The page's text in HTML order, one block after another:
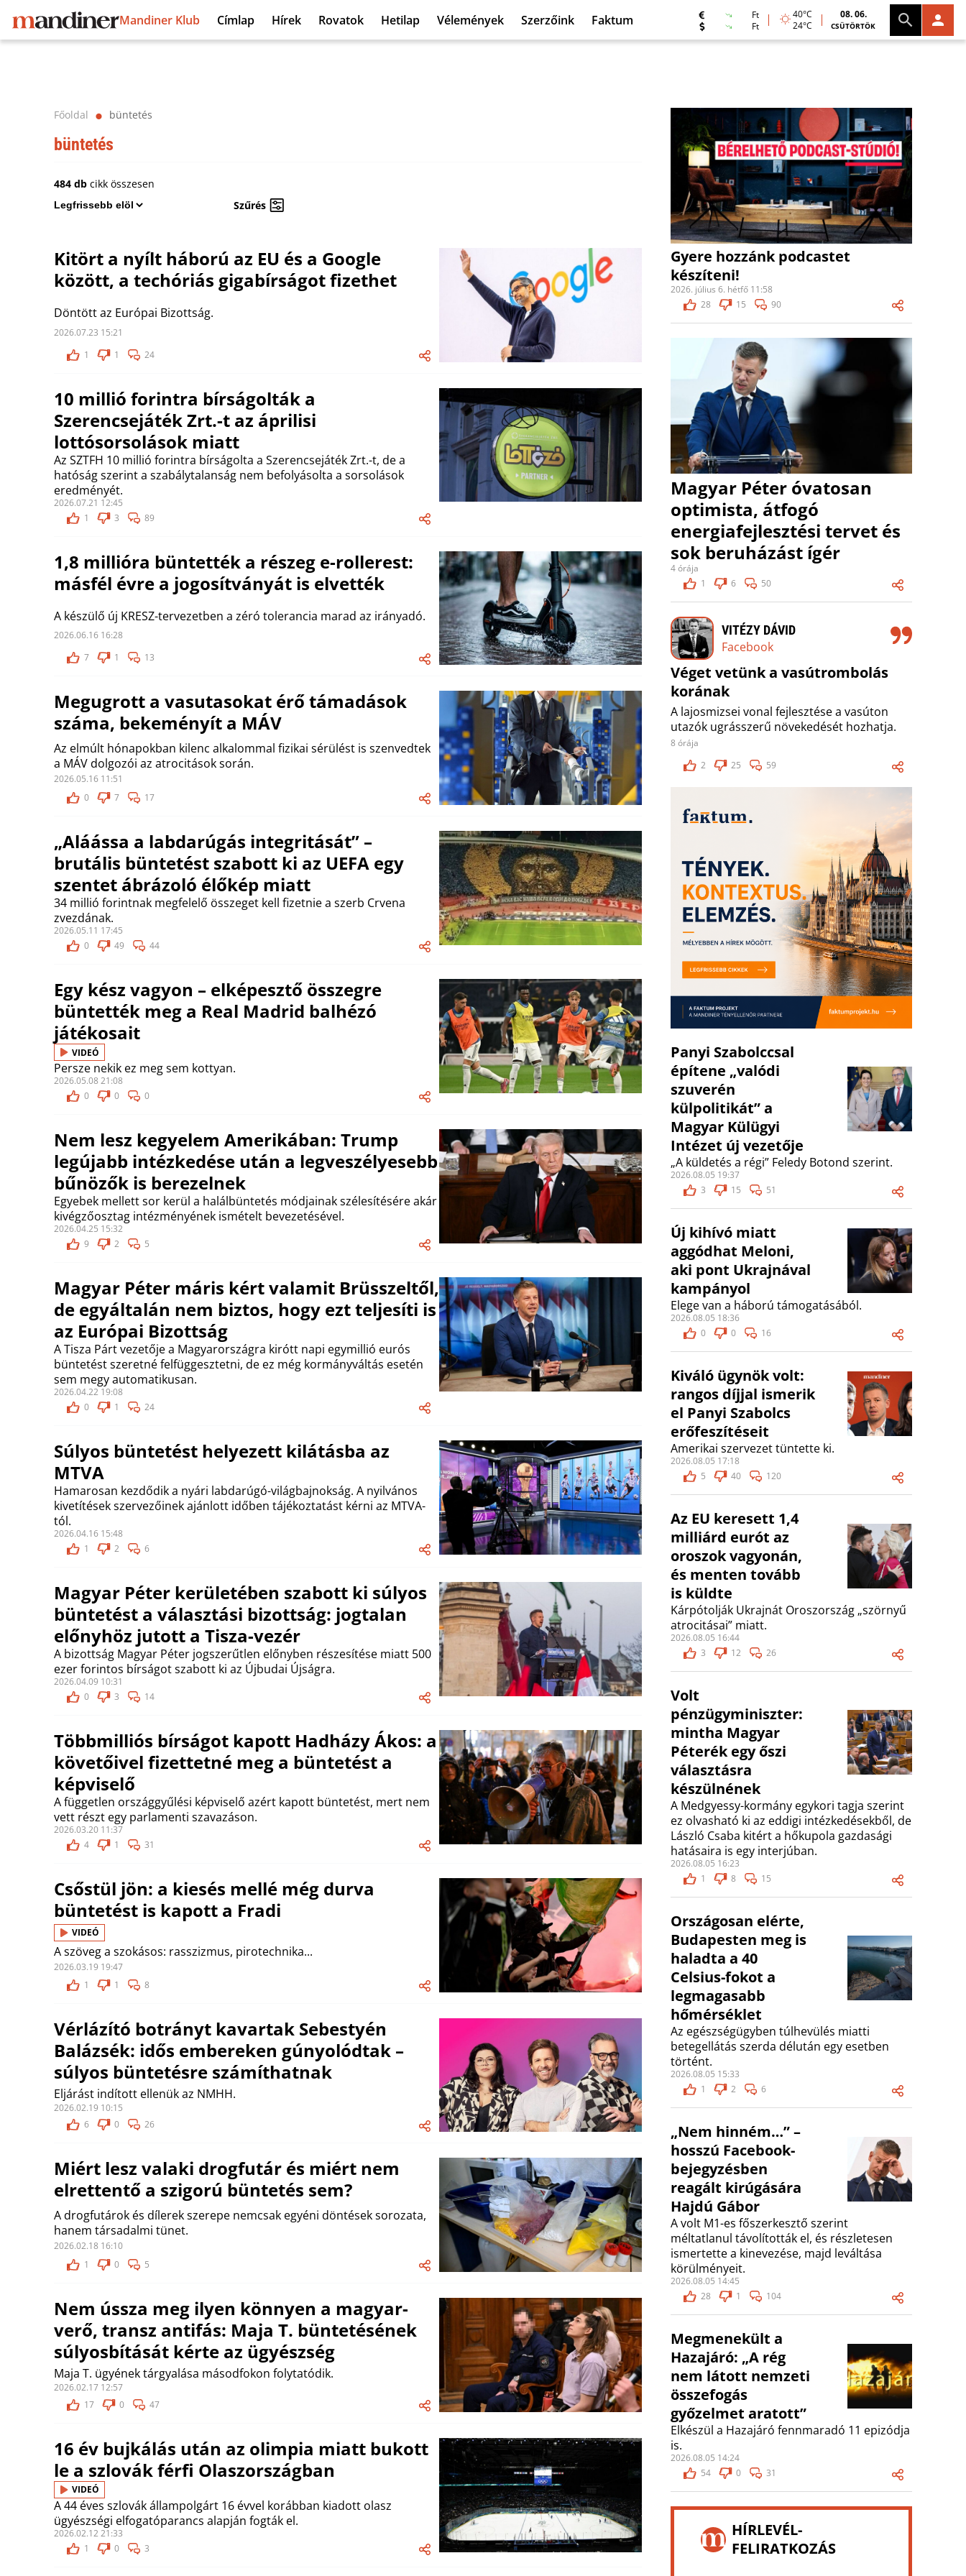
Mandiner Klub Címlap Hírek Rovatok Hetilap Vélemények Szerzőink Faktum
Ft
Ft
40°C
24°C
08. 06.
CSÜTÖRTÖK
Főoldal ⬤ büntetés
büntetés
484 db cikk összesen
Szűrés
Kitört a nyílt háború az EU és a Google
között, a techóriás gigabírságot fizethet
Döntött az Európai Bizottság.
2026.07.23 15:21
1
1 24
10 millió forintra bírságolták a
Szerencsejáték Zrt.-t az áprilisi
lottósorsolások miatt
Az SZTFH 10 millió forintra bírságolta a Szerencsejáték Zrt.-t, de a
hatóság szerint a szabálytalanság nem befolyásolta a sorsolások
eredményét.
2026.07.21 12:45
1
3 89
1,8 millióra büntették a részeg e-rollerest:
másfél évre a jogosítványát is elvették
A készülő új KRESZ-tervezetben a zéró tolerancia marad az irányadó.
2026.06.16 16:28
7
1 13
Megugrott a vasutasokat érő támadások
száma, bekeményít a MÁV
Az elmúlt hónapokban kilenc alkalommal fizikai sérülést is szenvedtek
a MÁV dolgozói az atrocitások során.
2026.05.16 11:51
0
7 17
„Aláássa a labdarúgás integritását” –
brutális büntetést szabott ki az UEFA egy
szentet ábrázoló élőkép miatt
34 millió forintnak megfelelő összeget kell fizetnie a szerb Crvena
zvezdának.
2026.05.11 17:45
0
49 44
Egy kész vagyon – elképesztő összegre
büntették meg a Real Madrid balhézó
játékosait
VIDEÓ
Persze nekik ez meg sem kottyan.
2026.05.08 21:08
0
0 0
Nem lesz kegyelem Amerikában: Trump
legújabb intézkedése után a legveszélyesebb
bűnözők is berezelnek
Egyebek mellett sor kerül a halálbüntetés módjainak szélesítésére akár
kivégzőosztag intézményének ismételt bevezetésével.
2026.04.25 15:32
9
2 5
Magyar Péter máris kért valamit Brüsszeltől,
de egyáltalán nem biztos, hogy ezt teljesíti is
az Európai Bizottság
A Tisza Párt vezetője a Magyarországra kirótt napi egymillió eurós
büntetést szeretné felfüggesztetni, de ez még kormányváltás esetén
sem megy automatikusan.
2026.04.22 19:08
0
1 24
Súlyos büntetést helyezett kilátásba az
MTVA
Hamarosan kezdődik a nyári labdarúgó-világbajnokság. A nyilvános
kivetítések szervezőinek ajánlott időben tájékoztatást kérni az MTVA-
tól.
2026.04.16 15:48
1
2 6
Magyar Péter kerületében szabott ki súlyos
büntetést a választási bizottság: jogtalan
előnyhöz jutott a Tisza-vezér
A bizottság Magyar Péter jogszerűtlen előnyben részesítése miatt 500
ezer forintos bírságot szabott ki az Újbudai Újságra.
2026.04.09 10:31
0
3 14
Többmilliós bírságot kapott Hadházy Ákos: a
követőivel fizettetné meg a büntetést a
képviselő
A független országgyűlési képviselő azért kapott büntetést, mert nem
vett részt egy parlamenti szavazáson.
2026.03.20 11:37
4
1 31
Csőstül jön: a kiesés mellé még durva
büntetést is kapott a Fradi
VIDEÓ
A szöveg a szokásos: rasszizmus, pirotechnika...
2026.03.19 19:47
1
1 8
Vérlázító botrányt kavartak Sebestyén
Balázsék: idős embereken gúnyolódtak –
súlyos büntetésre számíthatnak
Eljárást indított ellenük az NMHH.
2026.02.19 10:15
6
0 26
Miért lesz valaki drogfutár és miért nem
elrettentő a szigorú büntetés sem?
A drogfutárok és dílerek szerepe nemcsak egyéni döntések sorozata,
hanem társadalmi tünet.
2026.02.18 16:10
1
0 5
Nem ússza meg ilyen könnyen a magyar-
verő, transz antifás: Maja T. büntetésének
súlyosbítását kérte az ügyészség
Maja T. ügyének tárgyalása másodfokon folytatódik.
2026.02.17 12:57
17
0 47
16 év bujkálás után az olimpia miatt bukott
le a szlovák férfi Olaszországban
VIDEÓ
A 44 éves szlovák állampolgárt 16 évvel korábban kiadott olasz
ügyészségi elfogatóparancs alapján fogták el.
2026.02.12 21:33
1
0 3
Gyere hozzánk podcastet
készíteni!
2026. július 6. hétfő 11:58
28
15 90
Magyar Péter óvatosan
optimista, átfogó
energiafejlesztési tervet és
sok beruházást ígér
4 órája
1
6 50
VITÉZY DÁVID
Facebook
Véget vetünk a vasútrombolás
korának
A lajosmizsei vonal fejlesztése a vasúton
utazók ugrásszerű növekedését hozhatja.
8 órája
2
25 59
Panyi Szabolccsal
építene „valódi
szuverén
külpolitikát” a
Magyar Külügyi
Intézet új vezetője
„A küldetés a régi” Feledy Botond szerint.
2026.08.05 19:37
3
15 51
Új kihívó miatt
aggódhat Meloni,
aki pont Ukrajnával
kampányol
Elege van a háború támogatásából.
2026.08.05 18:36
0
0 16
Kiváló ügynök volt:
rangos díjjal ismerik
el Panyi Szabolcs
erőfeszítéseit
Amerikai szervezet tüntette ki.
2026.08.05 17:18
5
40 120
Az EU keresett 1,4
milliárd eurót az
oroszok vagyonán,
és menten tovább
is küldte
Kárpótolják Ukrajnát Oroszország „szörnyű
atrocitásai” miatt.
2026.08.05 16:44
3
12 26
Volt
pénzügyminiszter:
mintha Magyar
Péterék egy őszi
választásra
készülnének
A Medgyessy-kormány egykori tagja szerint
ez olvasható ki az eddigi intézkedésekből, de
László Csaba kitért a hőkupola gazdasági
hatásaira is egy interjúban.
2026.08.05 16:23
1
8 15
Országosan elérte,
Budapesten meg is
haladta a 40
Celsius-fokot a
legmagasabb
hőmérséklet
Az egészségügyben túlhevülés miatti
betegellátás szerda délután egy esetben
történt.
2026.08.05 15:33
1
2 6
„Nem hinném…” –
hosszú Facebook-
bejegyzésben
reagált kirúgására
Hajdú Gábor
A volt M1-es főszerkesztő szerint
méltatlanul távolították el, és részletesen
ismertette a kinevezése, majd leváltása
körülményeit.
2026.08.05 14:45
28
1 104
Megmenekült a
Hazajáró: „A rég
nem látott nemzeti
összefogás
győzelmet aratott”
Elkészül a Hazajáró fennmaradó 11 epizódja
is.
2026.08.05 14:24
54
0 31
HÍRLEVÉL-
FELIRATKOZÁS